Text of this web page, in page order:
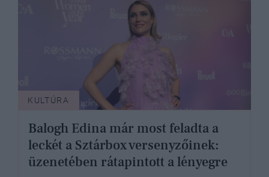
KULTÚRA
Balogh Edina már most feladta a
leckét a Sztárbox versenyzőinek:
üzenetében rátapintott a lényegre